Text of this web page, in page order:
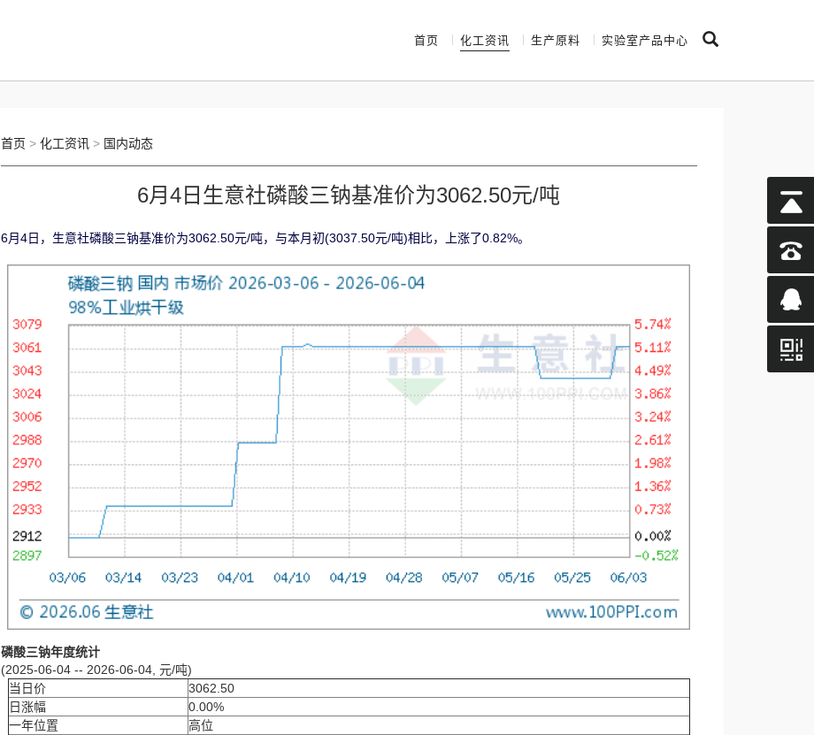
首页 化工资讯 生产原料 实验室产品中心
首页 > 化工资讯> 国内动态
6月4日生意社磷酸三钠基准价为3062.50元/吨
6月4日，生意社磷酸三钠基准价为3062.50元/吨，与本月初(3037.50元/吨)相比，上涨了0.82%。
磷酸三钠年度统计
(2025-06-04 -- 2026-06-04, 元/吨)
当日价
3062.50
日涨幅
0.00%
一年位置
高位